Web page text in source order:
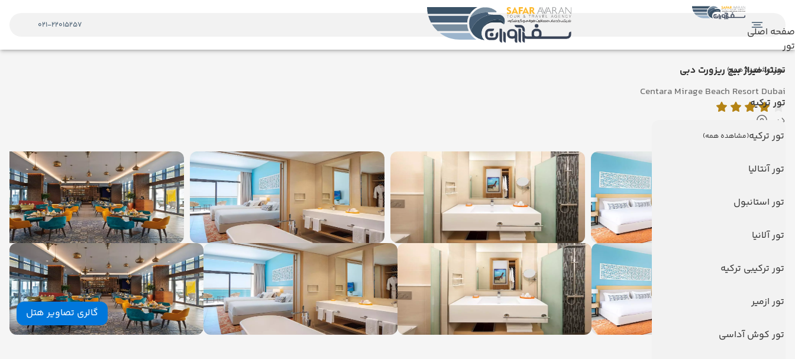
صفحه اصلی
تور
تور(مشاهده همه)
تور ترکیه
تور ترکیه(مشاهده همه)
تور آنتالیا
تور استانبول
تور آلانیا
تور ترکیبی ترکیه
تور ازمیر
تور کوش آداسی
021-22015257
سنترا میراژ بیچ ریزورت دبی
Centara Mirage Beach Resort Dubai
دبی
نمایش روی نقشه
گالری تصاویر هتل
امکانات هتل